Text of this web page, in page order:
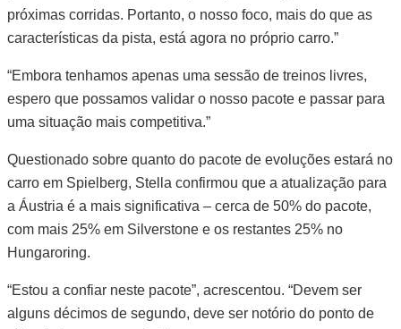
próximas corridas. Portanto, o nosso foco, mais do que as
características da pista, está agora no próprio carro.”
“Embora tenhamos apenas uma sessão de treinos livres,
espero que possamos validar o nosso pacote e passar para
uma situação mais competitiva.”
Questionado sobre quanto do pacote de evoluções estará no
carro em Spielberg, Stella confirmou que a atualização para
a Áustria é a mais significativa – cerca de 50% do pacote,
com mais 25% em Silverstone e os restantes 25% no
Hungaroring.
“Estou a confiar neste pacote”, acrescentou. “Devem ser
alguns décimos de segundo, deve ser notório do ponto de